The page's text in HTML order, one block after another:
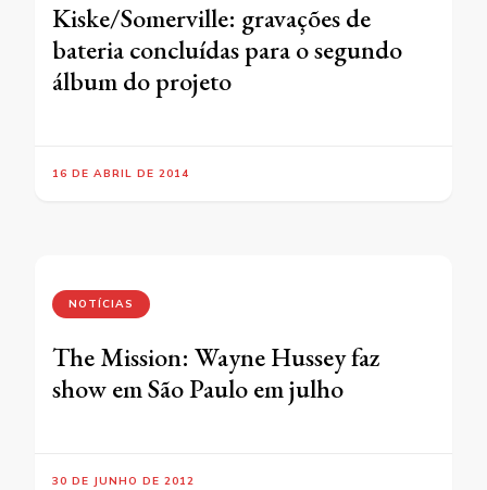
Kiske/Somerville: gravações de
bateria concluídas para o segundo
álbum do projeto
16 DE ABRIL DE 2014
NOTÍCIAS
The Mission: Wayne Hussey faz
show em São Paulo em julho
30 DE JUNHO DE 2012